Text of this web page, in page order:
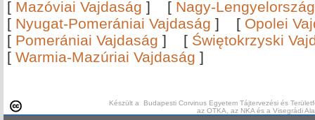
[ Mazóviai Vajdaság ] [ Nagy-
[ Nyugat-Pomerániai Vajdaság ] [ Opolei
[ Pomerániai Vajdaság ] [ Świętokrzyski
[ Warmia-Mazúriai Vajdaság ]
Készült a Budapesti Corvinus Egyetem Tájtervezési és
az OTKA, az NKA és a Visegrádi